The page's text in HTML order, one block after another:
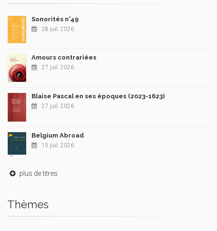
Sonorités n°49
28 juil. 2026
Amours contrariées
27 juil. 2026
Blaise Pascal en ses époques (2023-1623)
27 juil. 2026
Belgium Abroad
15 juil. 2026
plus de titres
Thèmes